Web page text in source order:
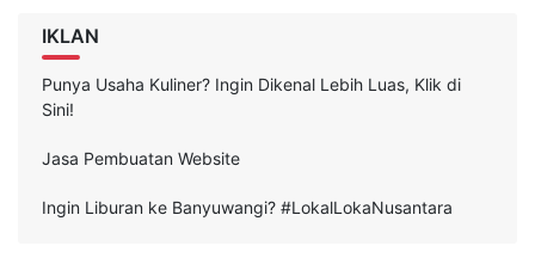
IKLAN
Punya Usaha Kuliner? Ingin Dikenal Lebih Luas, Klik di
Sini!
Jasa Pembuatan Website
Ingin Liburan ke Banyuwangi? #LokalLokaNusantara